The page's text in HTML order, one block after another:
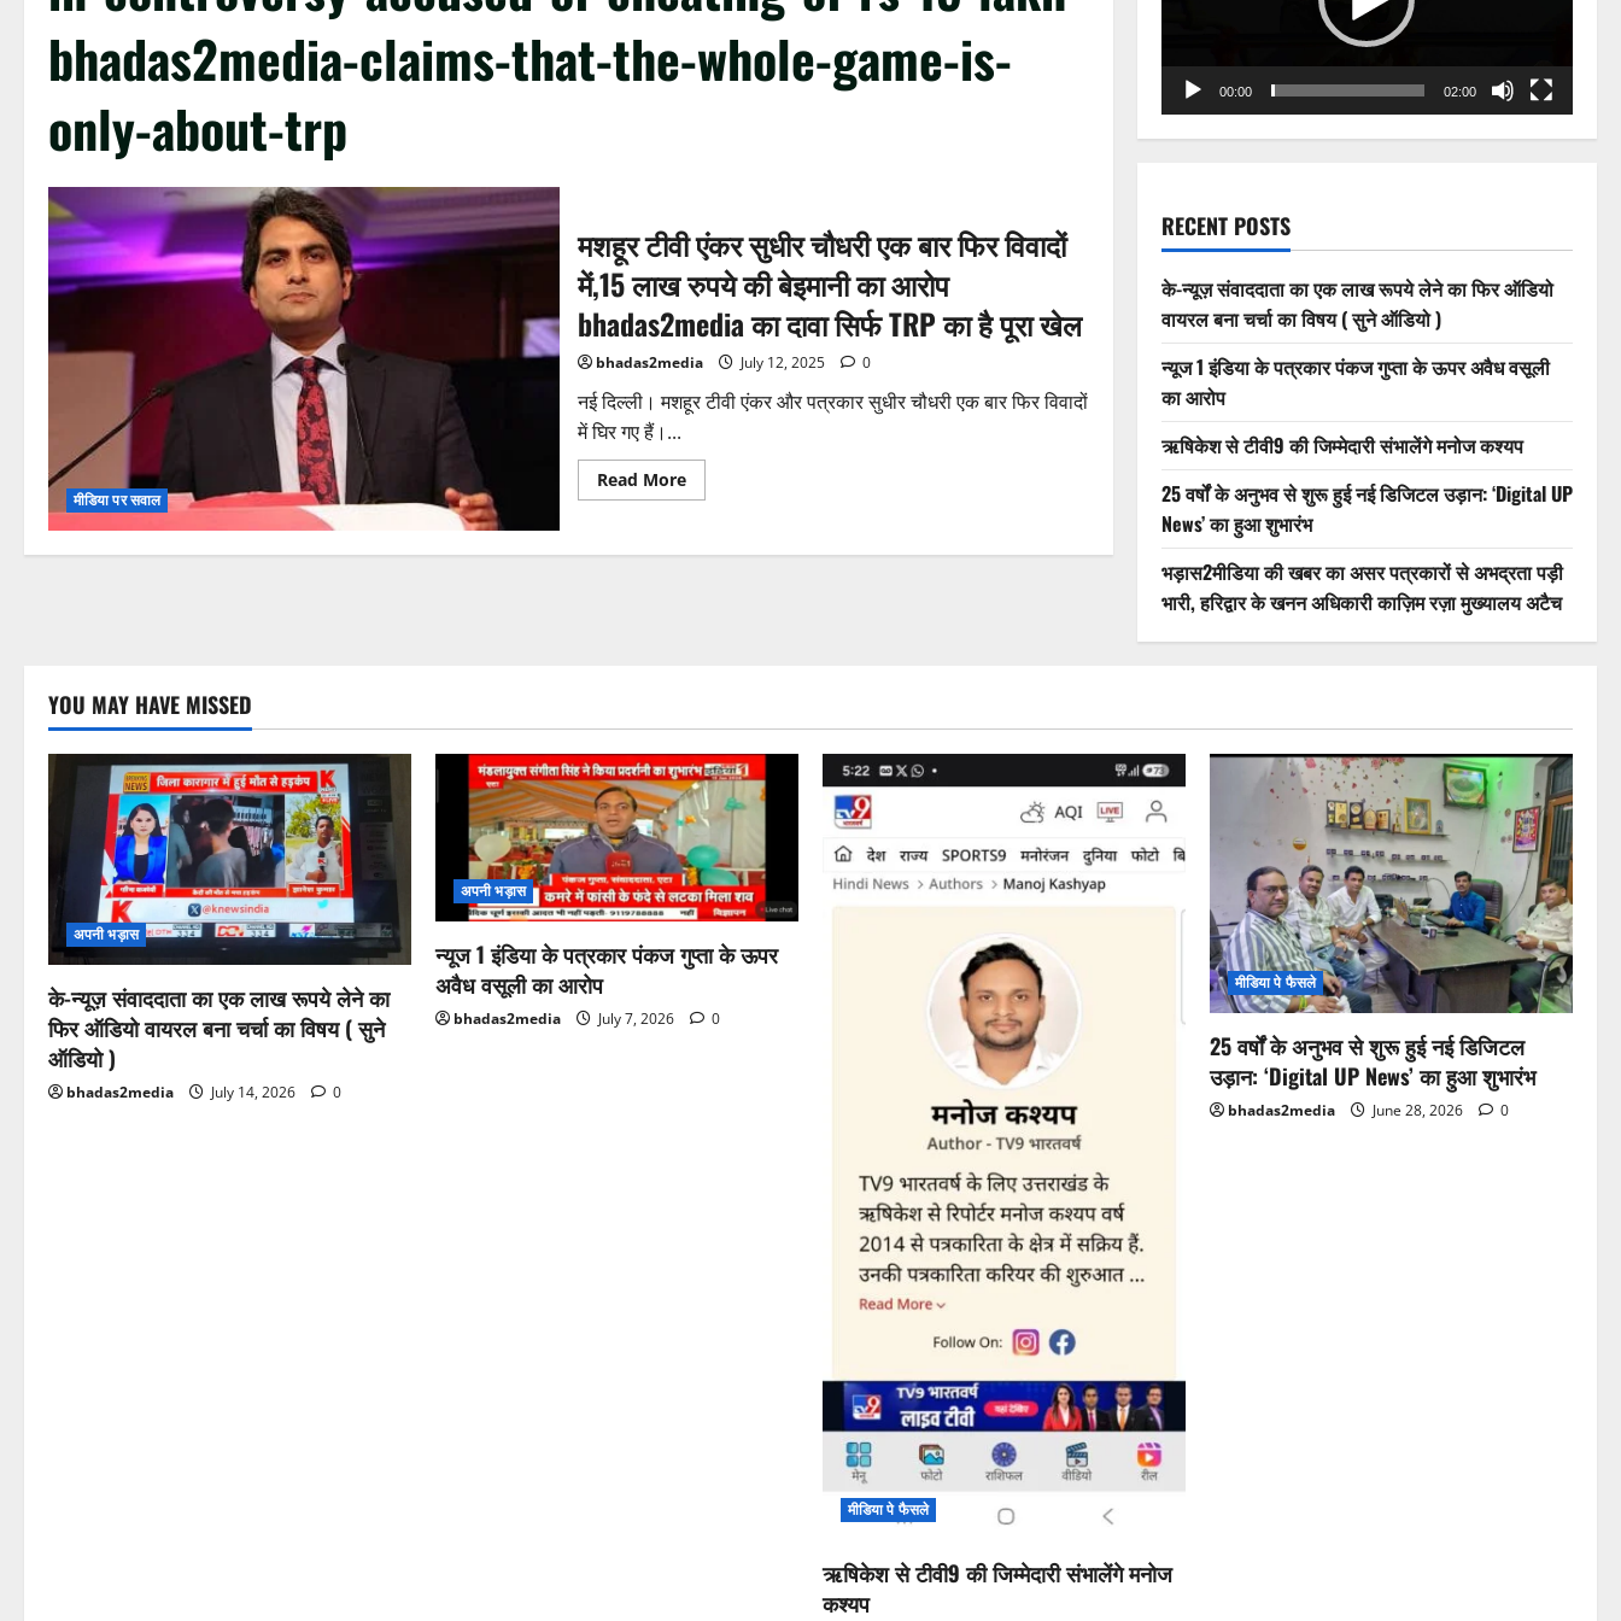
bhadas2media-claims-that-the-whole-game-is-
only-about-trp
मीडिया पर सवाल
मशहूर टीवी एंकर सुधीर चौधरी एक बार फिर विवादों
में,15 लाख रुपये की बेइमानी का आरोप
bhadas2media का दावा सिर्फ TRP का है पूरा खेल
bhadas2media July 12, 2025 0
नई दिल्ली। मशहूर टीवी एंकर और पत्रकार सुधीर चौधरी एक बार फिर विवादों
में घिर गए हैं।...
Read MoreRead
more
एंकर
की
का
आरोप
bhadas2media
का
दावा
सिर्फ
TRP
का
है
पूरा
00:00 02:00
RECENT POSTS
के-न्यूज़ संवाददाता का एक लाख रूपये लेने का फिर ऑडियो
वायरल बना चर्चा का विषय ( सुने ऑडियो )
न्यूज 1 इंडिया के पत्रकार पंकज गुप्ता के ऊपर अवैध वसूली
का आरोप
ऋषिकेश से टीवी9 की जिम्मेदारी संभालेंगे मनोज कश्यप
25 वर्षों के अनुभव से शुरू हुई नई डिजिटल उड़ान: ‘Digital UP
News’ का हुआ शुभारंभ
भड़ास2मीडिया की खबर का असर पत्रकारों से अभद्रता पड़ी
भारी, हरिद्वार के खनन अधिकारी काज़िम रज़ा मुख्यालय अटैच
YOU MAY HAVE MISSED
अपनी भड़ास
के-न्यूज़ संवाददाता का एक लाख रूपये लेने का
फिर ऑडियो वायरल बना चर्चा का विषय ( सुने
ऑडियो )
bhadas2media July 14, 2026 0
अपनी भड़ास
न्यूज 1 इंडिया के पत्रकार पंकज गुप्ता के ऊपर
अवैध वसूली का आरोप
bhadas2media July 7, 2026 0
मीडिया पे फैसले
ऋषिकेश से टीवी9 की जिम्मेदारी संभालेंगे मनोज
कश्यप
मीडिया पे फैसले
25 वर्षों के अनुभव से शुरू हुई नई डिजिटल
उड़ान: ‘Digital UP News’ का हुआ शुभारंभ
bhadas2media June 28, 2026 0